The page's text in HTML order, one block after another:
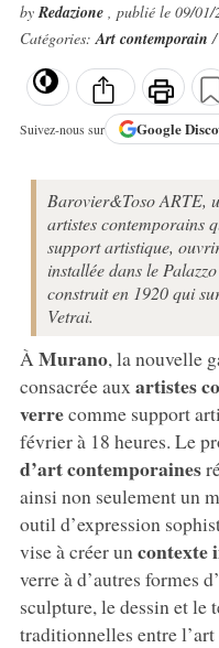
byRedazione , publié le 09/01/
Catégories:Art contemporain
Suivez-nous sur Google
Barovier&Toso ARTE,
artistes contemporains
support artistique,
installée dans le
construit en 1920 qui
Vetrai.
ÀMurano, la nouvelle
consacrée auxartistes
verrecomme support
février à 18 heures. Le
d’art contemporaines
ainsi non seulement un
outil d’expression
vise à créer uncontexte
verre à d’autres formes
sculpture, le dessin et le
traditionnelles entre l’art